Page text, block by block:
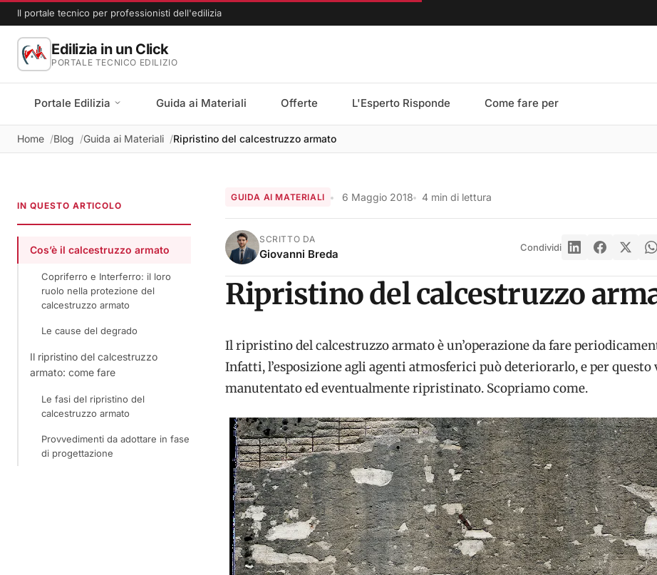
Il portale tecnico per professionisti dell'edilizia
Edilizia in un Click
PORTALE TECNICO EDILIZIO
Portale Edilizia Guida ai Materiali Offerte L'Esperto Risponde Come fare per
Home Blog Guida ai Materiali Ripristino del calcestruzzo armato
IN QUESTO ARTICOLO
Cos’è il calcestruzzo armato
Copriferro e Interferro: il loro
ruolo nella protezione del
calcestruzzo armato
Le cause del degrado
Il ripristino del calcestruzzo
armato: come fare
Le fasi del ripristino del
calcestruzzo armato
Provvedimenti da adottare in fase
di progettazione
GUIDA AI MATERIALI 6 Maggio 2018 4 min di lettura
SCRITTO DA
Giovanni Breda Condividi
Ripristino del calcestruzzo
Il ripristino del calcestruzzo armato è un’operazione da fare
Infatti, l’esposizione agli agenti atmosferici può deteriorarlo, e per questo
manutentato ed eventualmente ripristinato. Scopriamo come.